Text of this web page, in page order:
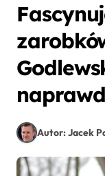
Autor: Jacek